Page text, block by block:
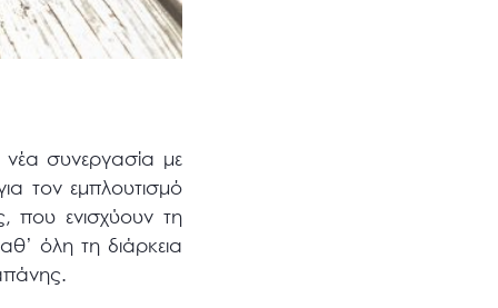
νέα συνεργασία με
τον εμπλουτισμό
που ενισχύουν τη
όλη τη διάρκεια